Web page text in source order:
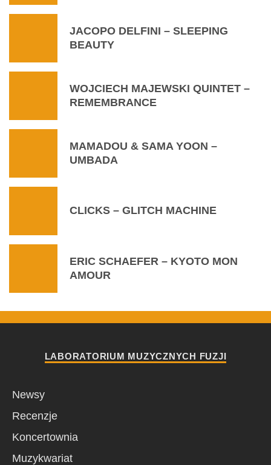
JACOPO DELFINI – SLEEPING
BEAUTY
WOJCIECH MAJEWSKI QUINTET –
REMEMBRANCE
MAMADOU & SAMA YOON –
UMBADA
CLICKS – GLITCH MACHINE
ERIC SCHAEFER – KYOTO MON
AMOUR
LABORATORIUM MUZYCZNYCH FUZJI
Newsy
Recenzje
Koncertownia
Muzykwariat